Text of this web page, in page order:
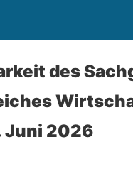
des
Juni 2026